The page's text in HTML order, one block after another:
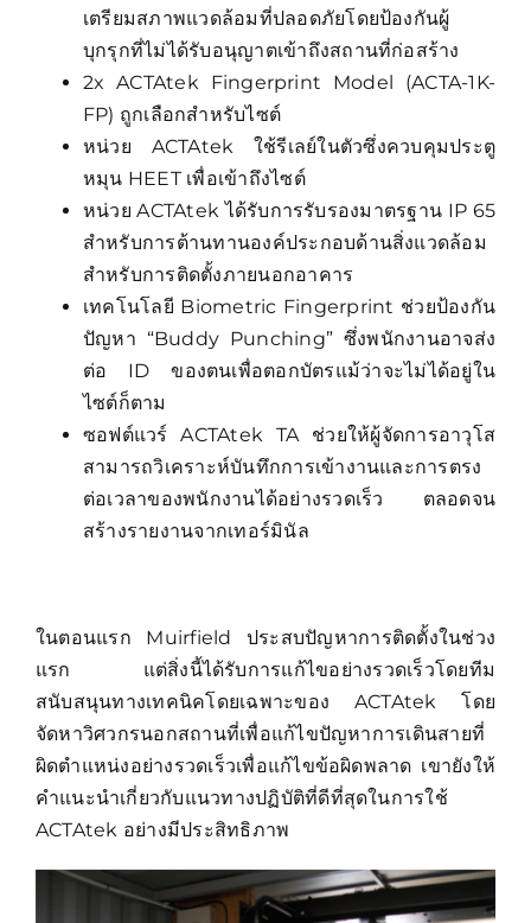
เตรียมสภาพแวดล้อมที่ปลอดภัยโดยป้องกันผู้
บุกรุกที่ไม่ได้รับอนุญาตเข้าถึงสถานที่ก่อสร้าง
2x ACTAtek Fingerprint Model (ACTA-1K-
FP) ถูกเลือกสำหรับไซต์
หน่วย ACTAtek ใช้รีเลย์ในตัวซึ่งควบคุมประตู
หมุน HEET เพื่อเข้าถึงไซต์
หน่วย ACTAtek ได้รับการรับรองมาตรฐาน IP 65
สำหรับการต้านทานองค์ประกอบด้านสิ่งแวดล้อม
สำหรับการติดตั้งภายนอกอาคาร
เทคโนโลยี Biometric Fingerprint ช่วยป้องกัน
ปัญหา “Buddy Punching” ซึ่งพนักงานอาจส่ง
ต่อ ID ของตนเพื่อตอกบัตรแม้ว่าจะไม่ได้อยู่ใน
ไซต์ก็ตาม
ซอฟต์แวร์ ACTAtek TA ช่วยให้ผู้จัดการอาวุโส
สามารถวิเคราะห์บันทึกการเข้างานและการตรง
ต่อเวลาของพนักงานได้อย่างรวดเร็ว ตลอดจน
สร้างรายงานจากเทอร์มินัล
ในตอนแรก Muirfield ประสบปัญหาการติดตั้งในช่วง
แรก แต่สิ่งนี้ได้รับการแก้ไขอย่างรวดเร็วโดยทีม
สนับสนุนทางเทคนิคโดยเฉพาะของ ACTAtek โดย
จัดหาวิศวกรนอกสถานที่เพื่อแก้ไขปัญหาการเดินสายที่
ผิดตำแหน่งอย่างรวดเร็วเพื่อแก้ไขข้อผิดพลาด เขายังให้
คำแนะนำเกี่ยวกับแนวทางปฏิบัติที่ดีที่สุดในการใช้
ACTAtek อย่างมีประสิทธิภาพ